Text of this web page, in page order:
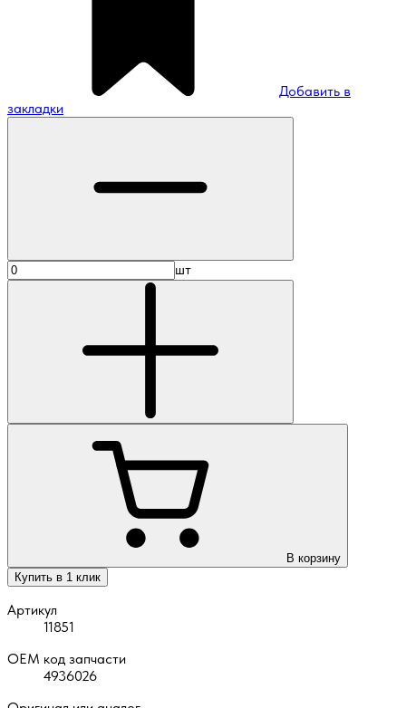
Добавить в
закладки
шт
В корзину
Купить в 1 клик
Артикул
11851
OEM код запчасти
4936026